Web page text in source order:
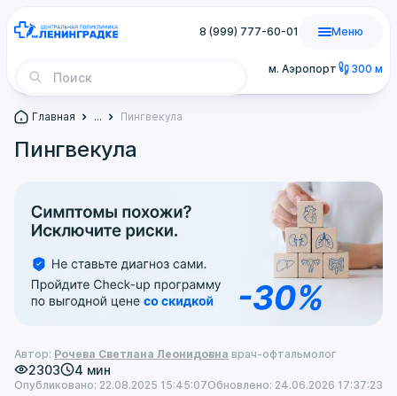
м. Аэропорт 300 м
8 (999) 777-60-01 Меню
Главная ... Пингвекула
Пингвекула
Автор: Рочева Светлана Леонидовна врач-офтальмолог
2303 4 мин
Опубликовано: 22.08.2025 15:45:07Обновлено: 24.06.2026 17:37:23